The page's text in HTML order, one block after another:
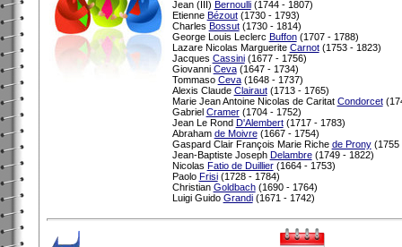
Jean (III) Bernoulli(1744 - 1807)
Etienne Bézout(1730 - 1793)
Charles Bossut(1730 - 1814)
George Louis Leclerc Buffon(1707 - 1788)
Lazare Nicolas Marguerite Carnot(1753 - 1823)
Jacques Cassini(1677 - 1756)
Giovanni Ceva(1647 - 1734)
Tommaso Ceva(1648 - 1737)
Alexis Claude Clairaut(1713 - 1765)
Marie Jean Antoine Nicolas de Caritat Condorcet
Gabriel Cramer(1704 - 1752)
Jean Le Rond D'Alembert(1717 - 1783)
Abraham de Moivre(1667 - 1754)
Gaspard Clair François Marie Riche de Prony(1755
Jean-Baptiste Joseph Delambre(1749 - 1822)
Nicolas Fatio de Duillier(1664 - 1753)
Paolo Frisi(1728 - 1784)
Christian Goldbach(1690 - 1764)
Luigi Guido Grandi(1671 - 1742)